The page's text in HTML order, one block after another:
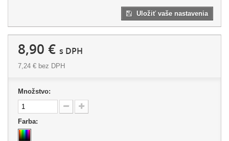
Uložiť vaše nastavenia
8,90 € s DPH
7,24 € bez DPH
Množstvo:
Farba: